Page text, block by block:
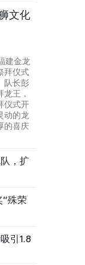
文化
建金龙
拜仪式
队长彭
王，
仪式开
动的龙
的喜庆
，扩
”殊荣
引1.8